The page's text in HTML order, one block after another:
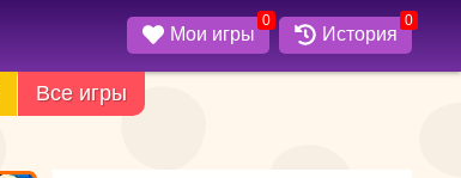
Мои игры
0
История
0
Все игры